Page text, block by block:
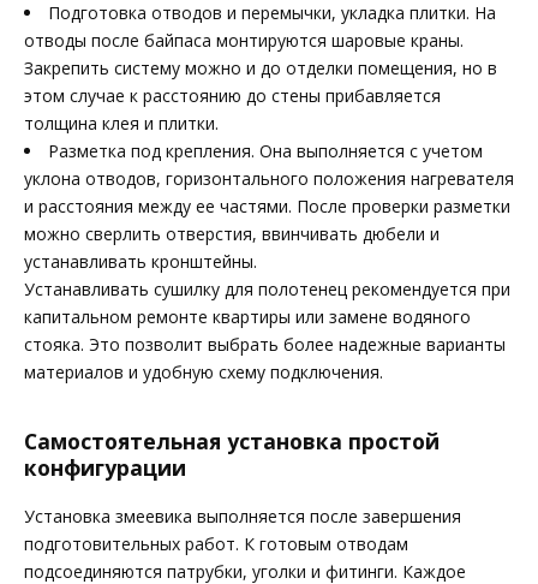
Подготовка отводов и перемычки, укладка плитки. На
отводы после байпаса монтируются шаровые краны.
Закрепить систему можно и до отделки помещения, но в
этом случае к расстоянию до стены прибавляется
толщина клея и плитки.
Разметка под крепления. Она выполняется с учетом
уклона отводов, горизонтального положения нагревателя
и расстояния между ее частями. После проверки разметки
можно сверлить отверстия, ввинчивать дюбели и
устанавливать кронштейны.
Устанавливать сушилку для полотенец рекомендуется при
капитальном ремонте квартиры или замене водяного
стояка. Это позволит выбрать более надежные варианты
материалов и удобную схему подключения.
Самостоятельная установка простой
конфигурации
Установка змеевика выполняется после завершения
подготовительных работ. К готовым отводам
подсоединяются патрубки, уголки и фитинги. Каждое